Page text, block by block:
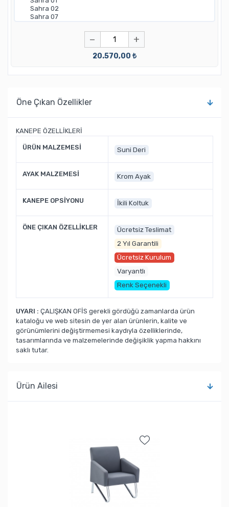
− +
20.570,00 ₺
Öne Çıkan Özellikler
KANEPE ÖZELLİKLERİ
ÜRÜN MALZEMESİ Suni Deri
AYAK MALZEMESİ Krom Ayak
KANEPE OPSİYONU İkili Koltuk
ÖNE ÇIKAN ÖZELLİKLER
Ücretsiz Teslimat
2 Yıl Garantili
Ücretsiz Kurulum
Varyantlı
Renk Seçenekli
UYARI : ÇALIŞKAN OFİS gerekli gördüğü zamanlarda ürün
kataloğu ve web sitesin de yer alan ürünlerin, kalite ve
görünümlerini değiştirmemesi kaydıyla özelliklerinde,
tasarımlarında ve malzemelerinde değişiklik yapma hakkını
saklı tutar.
Ürün Ailesi